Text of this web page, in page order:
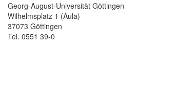
Georg-August-Universität Göttingen
Wilhelmsplatz 1 (Aula)
37073 Göttingen
Tel. 0551 39-0